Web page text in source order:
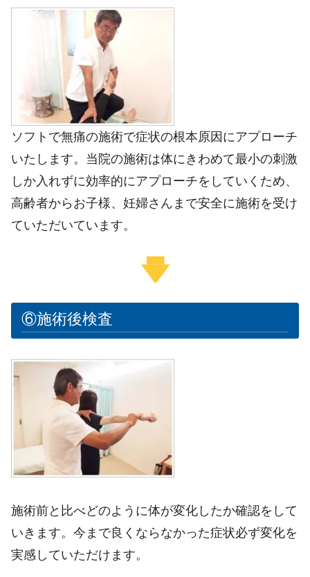
ソフトで無痛の施術で症状の根本原因にアプローチ
いたします。当院の施術は体にきわめて最小の刺激
しか入れずに効率的にアプローチをしていくため、
高齢者からお子様、妊婦さん まで安全に施術を受け
ていただいています。
⑥施術後検査
施術前と比べどのように体が変化したか確認をして
いきます。今まで良くならなかった症状必ず変化を
実感していただけます。